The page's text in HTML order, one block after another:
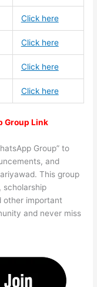
Click here
Click here
Click here
Click here
Group Link
Group” to
and
This group
scholarship
other important
and never miss